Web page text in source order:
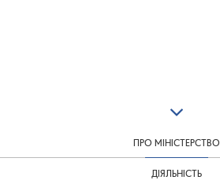
ПРО МІНІСТЕРСТВО
ДІЯЛЬНІСТЬ